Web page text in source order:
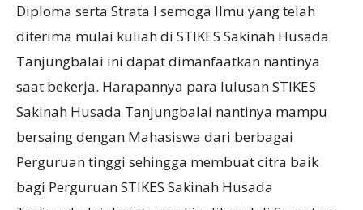
Diploma serta Strata I semoga Ilmu yang telah
diterima mulai kuliah di STIKES Sakinah Husada
Tanjungbalai ini dapat dimanfaatkan nantinya
saat bekerja. Harapannya para lulusan STIKES
Sakinah Husada Tanjungbalai nantinya mampu
bersaing dengan Mahasiswa dari berbagai
Perguruan tinggi sehingga membuat citra baik
bagi Perguruan STIKES Sakinah Husada